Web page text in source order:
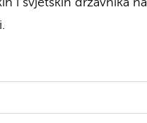
i svjetskih državnika na